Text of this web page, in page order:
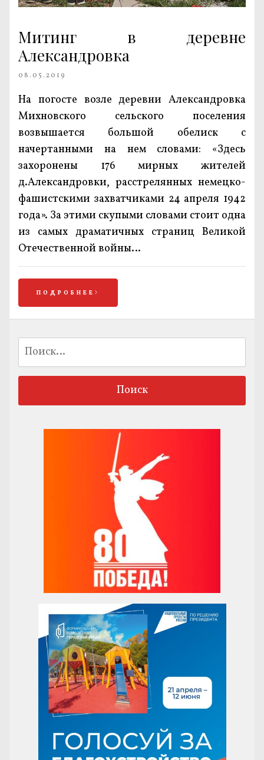
Митинг в деревне
Александровка
08.05.2019
На погосте возле деревни Александровка
Михновского сельского поселения
возвышается большой обелиск с
начертанными на нем словами: «Здесь
захоронены 176 мирных жителей
д.Александровки, расстрелянных немецко-
фашистскими захватчиками 24 апреля 1942
года». За этими скупыми словами стоит одна
из самых драматичных страниц Великой
Отечественной войны…
ПОДРОБНЕЕ
Найти: